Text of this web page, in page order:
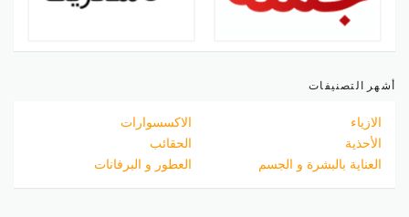
أشهر التصنيفات
الازياء
الاكسسوارات
الأحذية
الحقائب
العناية بالبشرة و الجسم
العطور و البرفانات